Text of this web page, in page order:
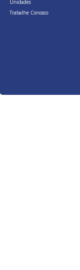
Unidades
Trabalhe Conosco